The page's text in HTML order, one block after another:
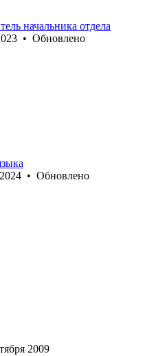
начальника отдела
• Обновлено
• Обновлено
2009